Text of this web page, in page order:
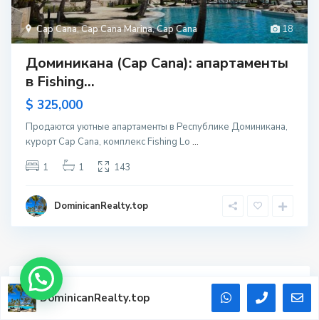
18
Cap Cana,Cap Cana Marina,Cap Cana
Доминикана (Cap Cana): апартаменты
в Fishing...
$ 325,000
Продаются уютные апартаменты в Республике Доминикана,
курорт Cap Cana, комплекс Fishing Lo ...
1
1 143
DominicanRealty.top
Advanced Search
DominicanRealty.top